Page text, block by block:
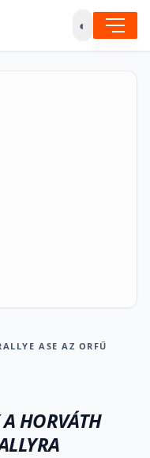
◐
ASE AZ ORFŰ
HORVÁTH